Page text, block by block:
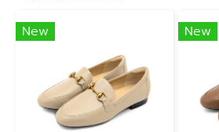
New New